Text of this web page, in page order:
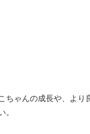
ちゃんの成長や、よ
。